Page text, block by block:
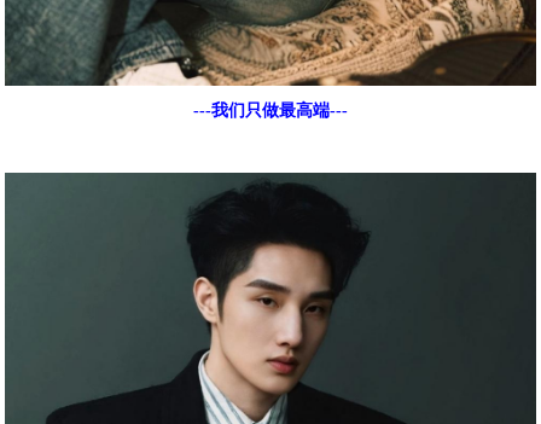
---我们只做最高端---